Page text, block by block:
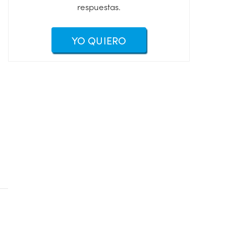
respuestas.
YO QUIERO